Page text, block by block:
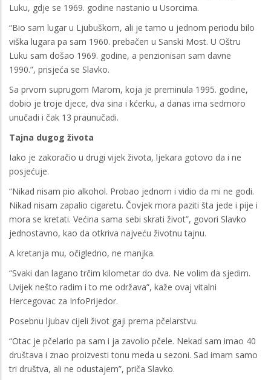
Luku, gdje se 1969. godine nastanio u Usorcima.
“Bio sam lugar u Ljubuškom, ali je tamo u jednom periodu bilo
viška lugara pa sam 1960. prebačen u Sanski Most. U Oštru
Luku sam došao 1969. godine, a penzionisan sam davne
1990.”, prisjeća se Slavko.
Sa prvom suprugom Marom, koja je preminula 1995. godine,
dobio je troje djece, dva sina i kćerku, a danas ima sedmoro
unučadi i čak 13 praunučadi.
Tajna dugog života
Iako je zakoračio u drugi vijek života, ljekara gotovo da i ne
posjećuje.
“Nikad nisam pio alkohol. Probao jednom i vidio da mi ne godi.
Nikad nisam zapalio cigaretu. Čovjek mora paziti šta jede i pije i
mora se kretati. Većina sama sebi skrati život”, govori Slavko
jednostavno, kao da otkriva najveću životnu tajnu.
A kretanja mu, očigledno, ne manjka.
“Svaki dan lagano trčim kilometar do dva. Ne volim da sjedim.
Uvijek nešto radim i to me održava”, kaže ovaj vitalni
Hercegovac za InfoPrijedor.
Posebnu ljubav cijeli život gaji prema pčelarstvu.
“Otac je pčelario pa sam i ja zavolio pčele. Nekad sam imao 40
društava i znao proizvesti tonu meda u sezoni. Sad imam samo
tri društva, ali ne odustajem”, priča Slavko.